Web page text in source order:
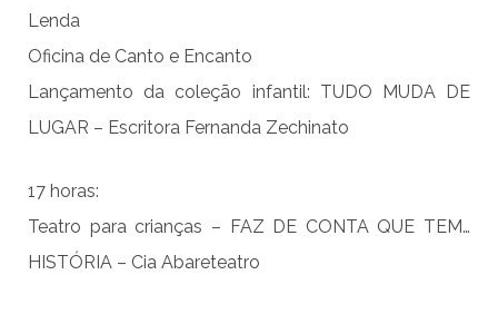
Lenda
Oficina de Canto e Encanto
Lançamento da coleção infantil: TUDO MUDA DE
LUGAR – Escritora Fernanda Zechinato
17 horas:
Teatro para crianças – FAZ DE CONTA QUE TEM…
HISTÓRIA – Cia Abareteatro